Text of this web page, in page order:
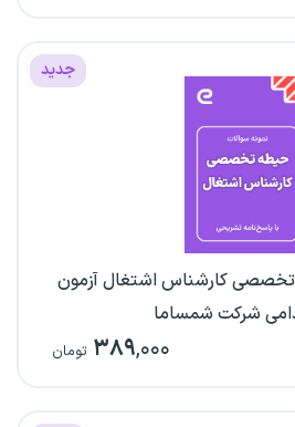
جدید
تخصصی کارشناس اشتغال آزمون
شرکت شمساما
۳۸۹,۰۰۰ تومان